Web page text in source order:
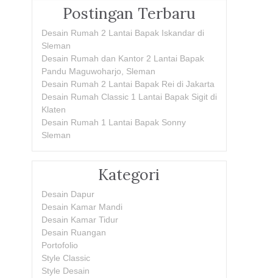
Postingan Terbaru
Desain Rumah 2 Lantai Bapak Iskandar di
Sleman
Desain Rumah dan Kantor 2 Lantai Bapak
Pandu Maguwoharjo, Sleman
Desain Rumah 2 Lantai Bapak Rei di Jakarta
Desain Rumah Classic 1 Lantai Bapak Sigit di
Klaten
Desain Rumah 1 Lantai Bapak Sonny
Sleman
Kategori
Desain Dapur
Desain Kamar Mandi
Desain Kamar Tidur
Desain Ruangan
Portofolio
Style Classic
Style Desain